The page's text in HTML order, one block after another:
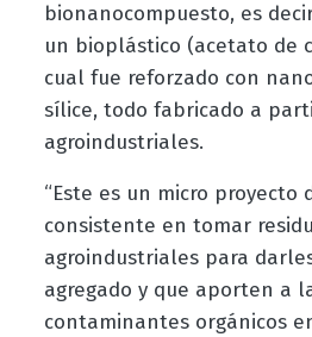
bionanocompuesto, es
un bioplástico (acetato de
cual fue reforzado con
sílice, todo fabricado a
agroindustriales.
“Este es un micro proyecto
consistente en tomar
agroindustriales para
agregado y que aporten a
contaminantes orgánicos